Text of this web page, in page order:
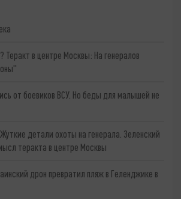
в центре Москвы: На генералов
от боевиков ВСУ. Но беды для малышей не
детали охоты на генерала. Зеленский
теракта в центре Москвы
дрон превратил пляж в Геленджике в